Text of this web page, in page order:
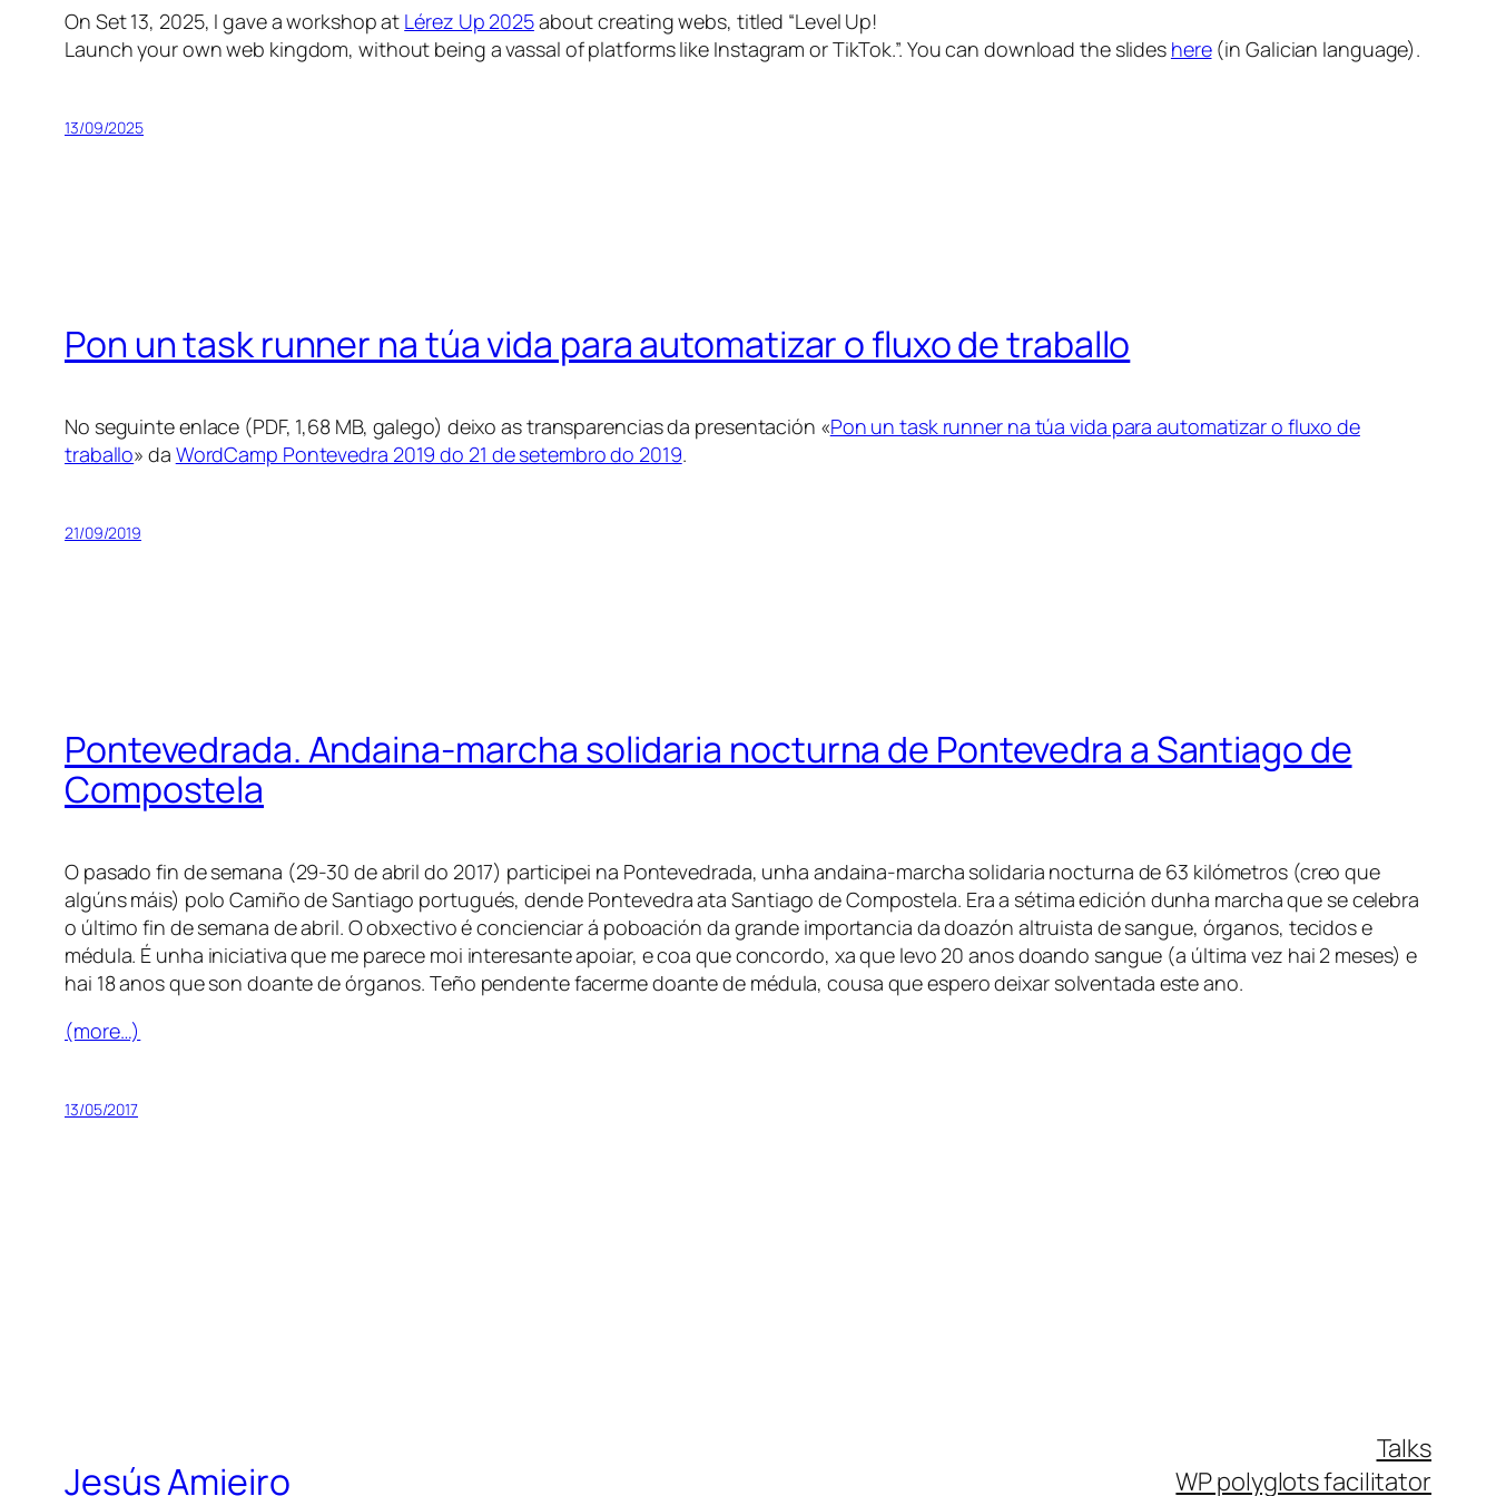
On Set 13, 2025, I gave a workshop at Lérez Up 2025about creating webs, titled “Level Up!
Launch your own web kingdom, without being a vassal of platforms like Instagram or TikTok.”. You can download the slides here(in Galician language).
13/09/2025
Pon un task runner na túa vida para automatizar o fluxo de traballo
No seguinte enlace (PDF, 1,68 MB, galego) deixo as transparencias da presentación «Pon un task runner na túa vida para automatizar o fluxo de
traballo» da WordCamp Pontevedra 2019 do 21 de setembro do 2019.
21/09/2019
Pontevedrada. Andaina-marcha solidaria nocturna de Pontevedra a Santiago de
Compostela
O pasado fin de semana (29-30 de abril do 2017) participei na Pontevedrada, unha andaina-marcha solidaria nocturna de 63 kilómetros (creo que
algúns máis) polo Camiño de Santiago portugués, dende Pontevedra ata Santiago de Compostela. Era a sétima edición dunha marcha que se celebra
o último fin de semana de abril. O obxectivo é concienciar á poboación da grande importancia da doazón altruista de sangue, órganos, tecidos e
médula. É unha iniciativa que me parece moi interesante apoiar, e coa que concordo, xa que levo 20 anos doando sangue (a última vez hai 2 meses) e
hai 18 anos que son doante de órganos. Teño pendente facerme doante de médula, cousa que espero deixar solventada este ano.
(more…)
13/05/2017
Jesús Amieiro
Talks
WP polyglots facilitator